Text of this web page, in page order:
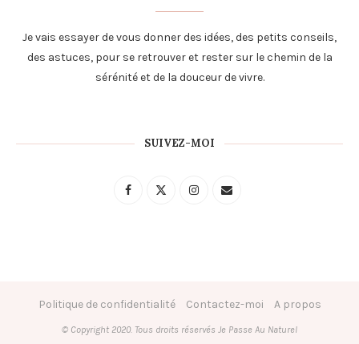
Je vais essayer de vous donner des idées, des petits conseils,
des astuces, pour se retrouver et rester sur le chemin de la
sérénité et de la douceur de vivre.
SUIVEZ-MOI
Politique de confidentialité Contactez-moi A propos
© Copyright 2020. Tous droits réservés Je Passe Au Naturel